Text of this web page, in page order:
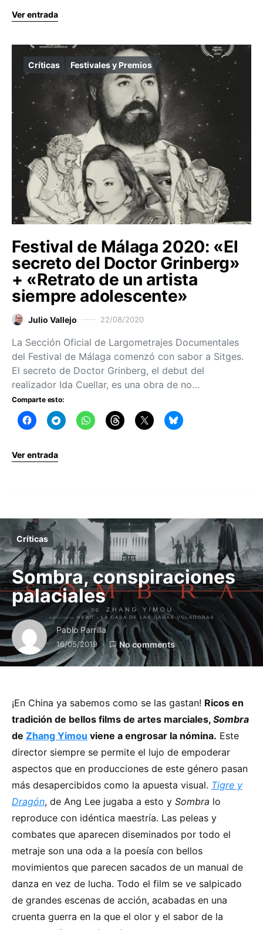
Ver entrada
Críticas Festivales y Premios
Festival de Málaga 2020: «El
secreto del Doctor Grinberg»
+ «Retrato de un artista
siempre adolescente»
Julio Vallejo 22/08/2020
La Sección Oficial de Largometrajes Documentales
del Festival de Málaga comenzó con sabor a Sitges.
El secreto de Doctor Grinberg, el debut del
realizador Ida Cuellar, es una obra de no…
Comparte esto:
Ver entrada
Críticas
Sombra, conspiraciones
palaciales
Pablo Parrilla
16/05/2019 No comments
¡En China ya sabemos como se las gastan! Ricos en
tradición de bellos films de artes marciales, Sombra
de Zhang Yimou viene a engrosar la nómina. Este
director siempre se permite el lujo de empoderar
aspectos que en producciones de este género pasan
más desapercibidos como la apuesta visual. Tigre y
Dragón, de Ang Lee jugaba a esto y Sombra lo
reproduce con idéntica maestría. Las peleas y
combates que aparecen diseminados por todo el
metraje son una oda a la poesía con bellos
movimientos que parecen sacados de un manual de
danza en vez de lucha. Todo el film se ve salpicado
de grandes escenas de acción, acabadas en una
cruenta guerra en la que el olor y el sabor de la